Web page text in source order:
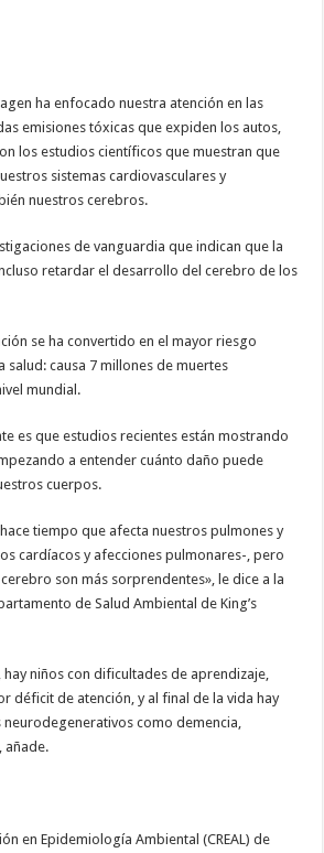
ha enfocado nuestra atención en las
emisiones tóxicas que expiden los autos,
los estudios científicos que muestran que
sistemas cardiovasculares y
nuestros cerebros.
de vanguardia que indican que la
retardar el desarrollo del cerebro de los
se ha convertido en el mayor riesgo
salud: causa 7 millones de muertes
mundial.
es que estudios recientes están mostrando
a entender cuánto daño puede
cuerpos.
tiempo que afecta nuestros pulmones y
cardíacos y afecciones pulmonares-, pero
son más sorprendentes», le dice a la
de Salud Ambiental de King’s
niños con dificultades de aprendizaje,
déficit de atención, y al final de la vida hay
como demencia,
añade.
en Epidemiología Ambiental (CREAL) de